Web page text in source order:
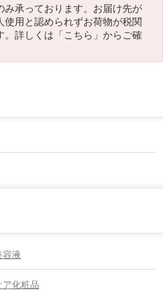
承っております。お届け先が
用と認められずお荷物が税関
。詳しくは「こちら 」からご確
容液
化粧品